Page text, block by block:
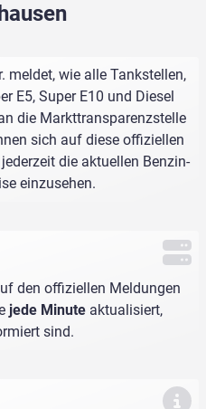
meldet, wie alle Tankstellen,
E5, Super E10 und Diesel
die Markttransparenzstelle
sich auf diese offiziellen
die aktuellen Benzin-
einzusehen.
den offiziellen Meldungen
jede Minute aktualisiert,
sind.